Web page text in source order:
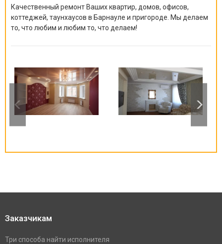
Качественный ремонт Ваших квартир, домов, офисов,
коттеджей, таунхаусов в Барнауле и пригороде. Мы делаем
то, что любим и любим то, что делаем!
Заказчикам
Три способа найти исполнителя